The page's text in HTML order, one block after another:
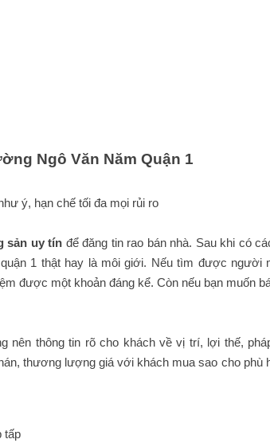
Ngô Văn Năm Quận 1
ý, hạn chế tối đa mọi rủi ro
sản uy tín để đăng tin rao bán nhà. Sau khi có
1 thật hay là môi giới. Nếu tìm được người
được một khoản đáng kể. Còn nếu bạn muốn
nên thông tin rõ cho khách về vị trí, lợi thế,
thương lượng giá với khách mua sao cho phù
tấp